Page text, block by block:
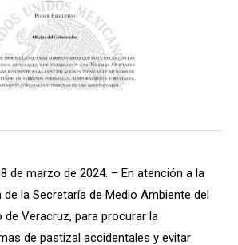
de marzo de 2024. – En atención a la
la Secretaría de Medio Ambiente del
de Veracruz, para procurar la
de pastizal accidentales y evitar